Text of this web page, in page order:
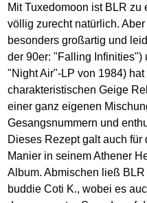
Mit Tuxedomoon ist BLR
völlig zurecht natürlich.
besonders großartig und
der 90er: "Falling
"Night Air"-LP von 1984)
charakteristischen Geige
einer ganz eigenen
Gesangsnummern und
Dieses Rezept galt auch
Manier in seinem Athener
Album. Abmischen ließ
buddie Coti K., wobei es